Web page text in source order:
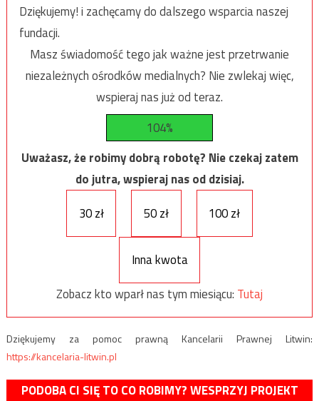
Dziękujemy! i zachęcamy do dalszego wsparcia naszej
fundacji.
Masz świadomość tego jak ważne jest przetrwanie
niezależnych ośrodków medialnych? Nie zwlekaj więc,
wspieraj nas już od teraz.
104%
Uważasz, że robimy dobrą robotę? Nie czekaj zatem
do jutra, wspieraj nas od dzisiaj.
30 zł
50 zł 100 zł
Inna kwota
Zobacz kto wparł nas tym miesiącu: Tutaj
Dziękujemy za pomoc prawną Kancelarii Prawnej Litwin:
https://kancelaria-litwin.pl
PODOBA CI SIĘ TO CO ROBIMY? WESPRZYJ PROJEKT